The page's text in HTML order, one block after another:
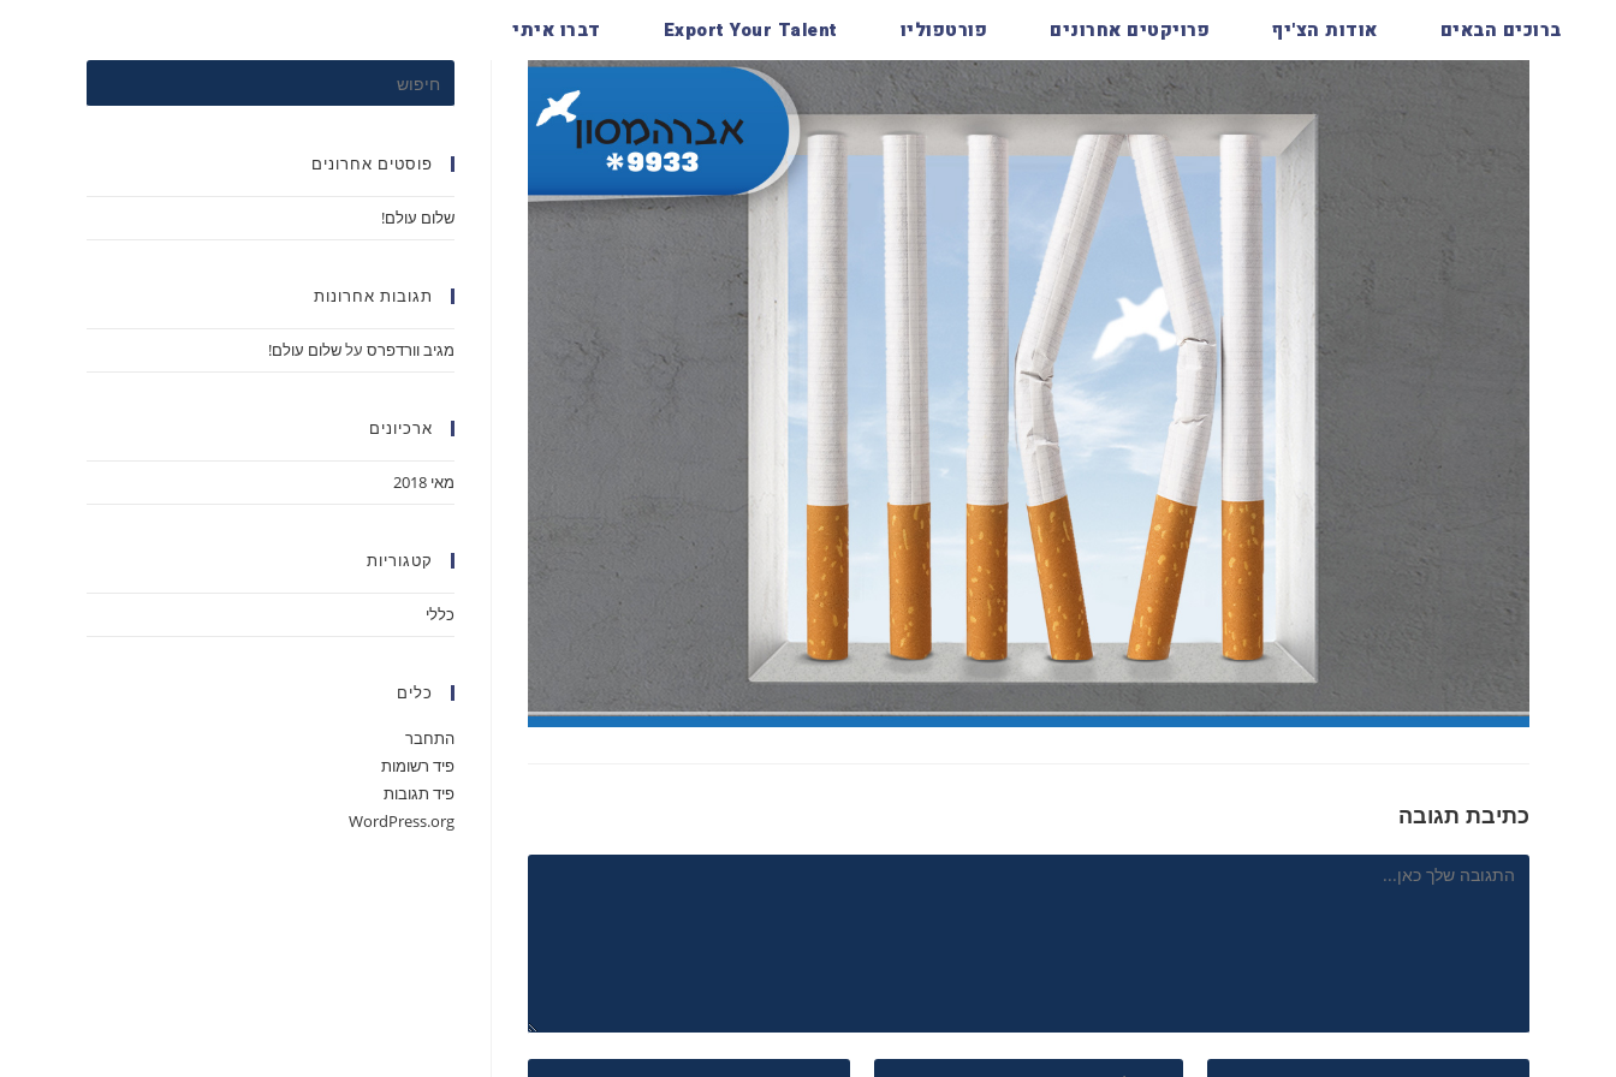
ברוכים הבאים אודות הצ'יף פרויקטים אחרונים פורטפוליו Export Your Talent דברו איתי
כתיבת תגובה
פוסטים אחרונים
שלום עולם!
תגובות אחרונות
מגיב וורדפרס עלשלום עולם!
ארכיונים
מאי 2018
קטגוריות
כללי
כלים
התחבר
פיד רשומות
פיד תגובות
WordPress.org